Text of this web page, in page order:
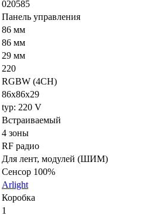
020585
Панель управления
86 мм
86 мм
29 мм
220
RGBW (4CH)
86x86x29
typ: 220 V
Встраиваемый
4 зоны
RF радио
Для лент, модулей (ШИМ)
Сенсор 100%
Arlight
Коробка
1